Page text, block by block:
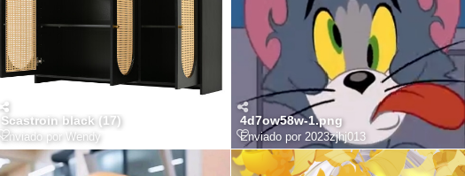
Scastroin black (17)
Enviado por Wendy
4d7ow58w-1.png
Enviado por 2023zjhj013